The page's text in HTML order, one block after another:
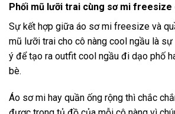
Phối mũ lưỡi trai cùng sơ mi freesize
Sự kết hợp giữa áo sơ mi freesize và
mũ lưỡi trai cho cô nàng cool ngầu là
ý để tạo ra outfit cool ngầu đi dạo phố
bè.
Áo sơ mi hay quần ống rộng thì chắc